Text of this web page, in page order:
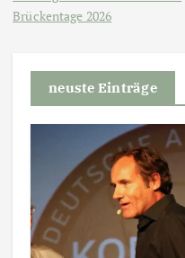
Brückentage 2026
neuste Einträge